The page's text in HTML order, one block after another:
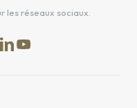
les réseaux sociaux.